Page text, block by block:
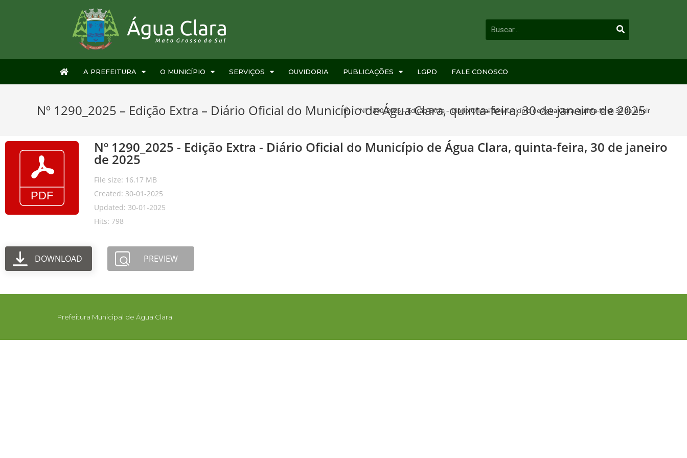
A PREFEITURA O MUNICÍPIO SERVIÇOS OUVIDORIA PUBLICAÇÕES LGPD FALE CONOSCO
Nº 1290_2025 – Edição Extra – Diário Oficial do Município de Água Clara, quinta-feira, 30 de janeiro de 2025
> Nº 1290_2025 – Edição Extra – Diário Oficial do Município de Água Clara, quinta-feira, 30 de janeiro de 2025
Nº 1290_2025 - Edição Extra - Diário Oficial do Município de Água Clara, quinta-feira, 30 de janeiro
de 2025
File size: 16.17 MB
Created: 30-01-2025
Updated: 30-01-2025
Hits: 798
DOWNLOAD PREVIEW
Prefeitura Municipal de Água Clara